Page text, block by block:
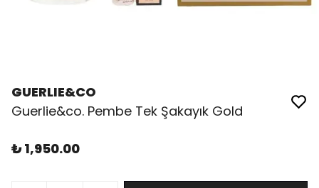
GUERLIE&CO
Guerlie&co. Pembe Tek Şakayık Gold
₺ 1,950.00